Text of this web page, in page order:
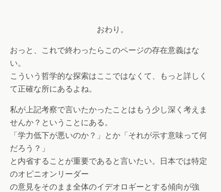
おわり。
おっと、これで終わったらこのページの存在意義はな
い。
こういう哲学的な探索はここではなくて、もっと詳しく
て正確な所にあるよね。
私が上記考察で言いたかったことはもう少し深く考えま
せんか？ということにある。
「学力低下が悪いのか？」とか「それが示す意味って何
だろう？」
と内省することが重要であると言いたい。日本では特定
のオピニオンリーダー
の意見をそのまま全体のイデオロギーとする傾向が強